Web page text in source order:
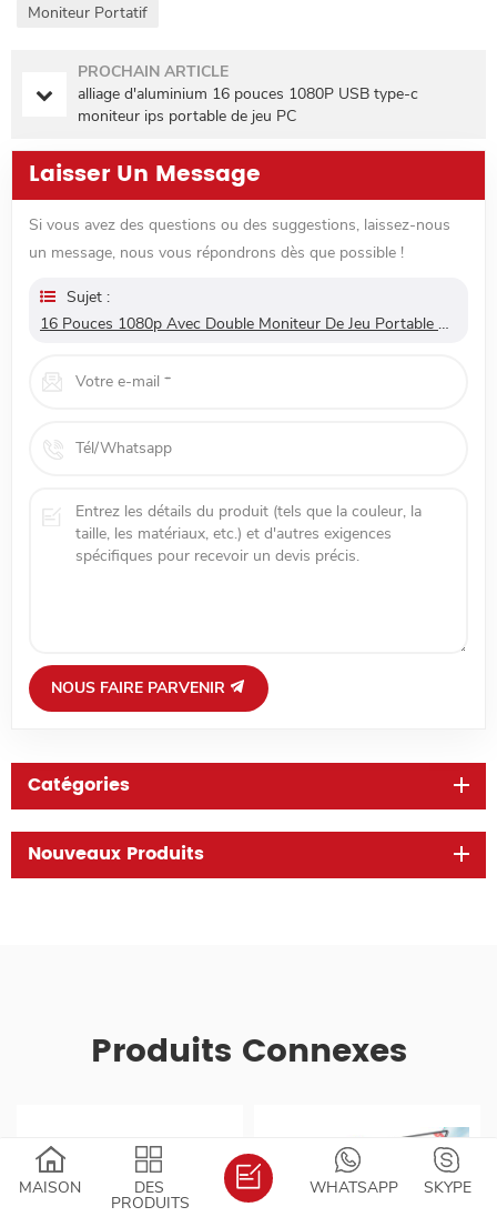
Moniteur Portatif
PROCHAIN ARTICLE
alliage d'aluminium 16 pouces 1080P USB type-c
moniteur ips portable de jeu PC
Laisser Un Message
Si vous avez des questions ou des suggestions, laissez-nous
un message, nous vous répondrons dès que possible !
Sujet :
16 Pouces 1080p Avec Double Moniteur De Jeu Portable PS5 Pour Ordinateur Portable
NOUS FAIRE PARVENIR
Catégories
Nouveaux Produits
Produits Connexes
MAISON DES
PRODUITS
SKYPE
WHATSAPP